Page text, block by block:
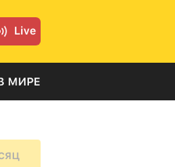
Live
МИРЕ